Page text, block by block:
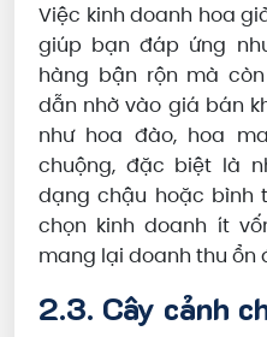
Việc kinh doanh hoa
giúp bạn đáp ứng
hàng bận rộn mà
dẫn nhờ vào giá bán
như hoa đào, hoa
chuộng, đặc biệt là
dạng chậu hoặc bình
chọn kinh doanh ít
mang lại doanh thu ổn
2.3. Cây cảnh